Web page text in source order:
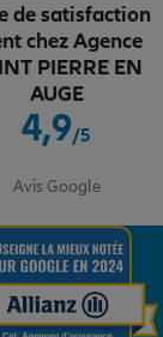
de la vie
4,9/5
Avis Google
de satisfaction
chez Agence
PIERRE EN
AUGE